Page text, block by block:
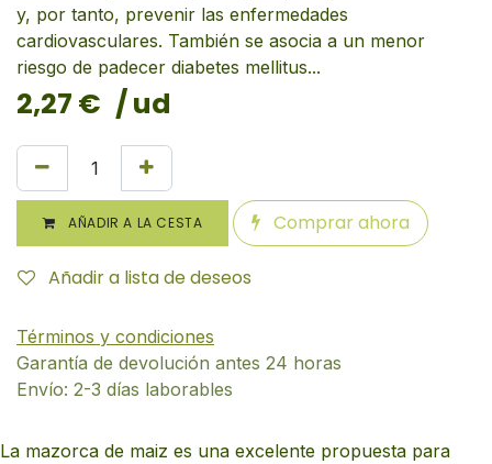
y, por tanto, prevenir las enfermedades
cardiovasculares. También se asocia a un menor
riesgo de padecer diabetes mellitus...
2,27 € / ud
AÑADIR A LA CESTA Comprar ahora
Añadir a lista de deseos
Términos y condiciones
Garantía de devolución antes 24 horas
Envío: 2-3 días laborables
La mazorca de maiz es una excelente propuesta para